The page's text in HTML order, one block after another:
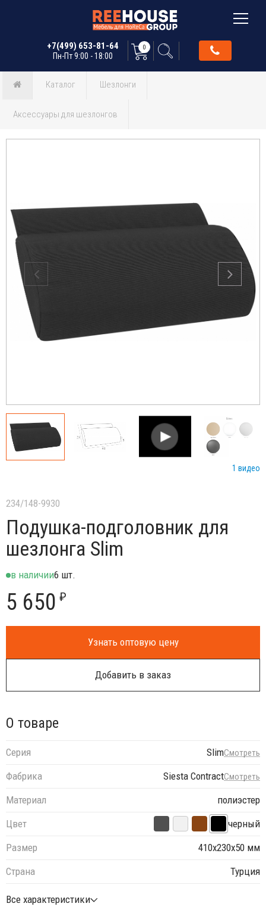
+7(499) 653-81-64
Пн-Пт 9:00 - 18:00
0
Каталог Шезлонги
Аксессуары для шезлонгов
1 видео
234/148-9930
Подушка-подголовник для
шезлонга Slim
в наличии6 шт.
5 650 ₽
Узнать оптовую цену
Добавить в заказ
О товаре
Серия SlimСмотреть
Фабрика Siesta ContractСмотреть
Материал
полиэстер
Цвет
черный
Размер
410х230х50 мм
Страна
Турция
Все характеристики